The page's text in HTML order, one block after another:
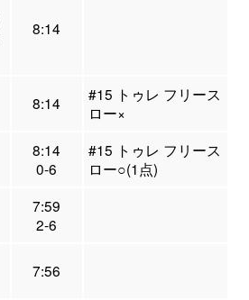
8:14
8:14
#15 トゥレ フリース
ロー×
8:14
0-6
#15 トゥレ フリース
ロー○(1点)
7:59
2-6
7:56